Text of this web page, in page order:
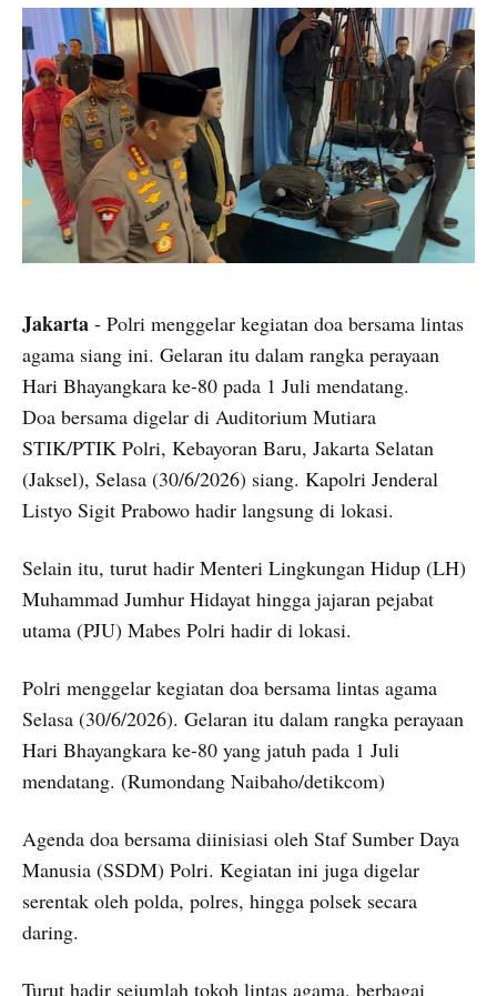
Jakarta - Polri menggelar kegiatan doa bersama lintas
agama siang ini. Gelaran itu dalam rangka perayaan
Hari Bhayangkara ke-80 pada 1 Juli mendatang.
Doa bersama digelar di Auditorium Mutiara
STIK/PTIK Polri, Kebayoran Baru, Jakarta Selatan
(Jaksel), Selasa (30/6/2026) siang. Kapolri Jenderal
Listyo Sigit Prabowo hadir langsung di lokasi.
Selain itu, turut hadir Menteri Lingkungan Hidup (LH)
Muhammad Jumhur Hidayat hingga jajaran pejabat
utama (PJU) Mabes Polri hadir di lokasi.
Polri menggelar kegiatan doa bersama lintas agama
Selasa (30/6/2026). Gelaran itu dalam rangka perayaan
Hari Bhayangkara ke-80 yang jatuh pada 1 Juli
mendatang. (Rumondang Naibaho/detikcom)
Agenda doa bersama diinisiasi oleh Staf Sumber Daya
Manusia (SSDM) Polri. Kegiatan ini juga digelar
serentak oleh polda, polres, hingga polsek secara
daring.
Turut hadir sejumlah tokoh lintas agama, berbagai